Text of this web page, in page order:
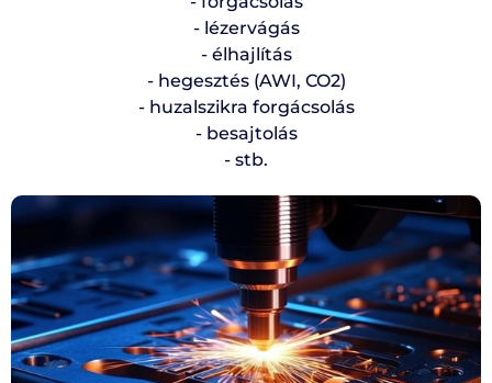
- lézervágás
- élhajlítás
- hegesztés (AWI, CO2)
- huzalszikra forgácsolás
- besajtolás
- stb.